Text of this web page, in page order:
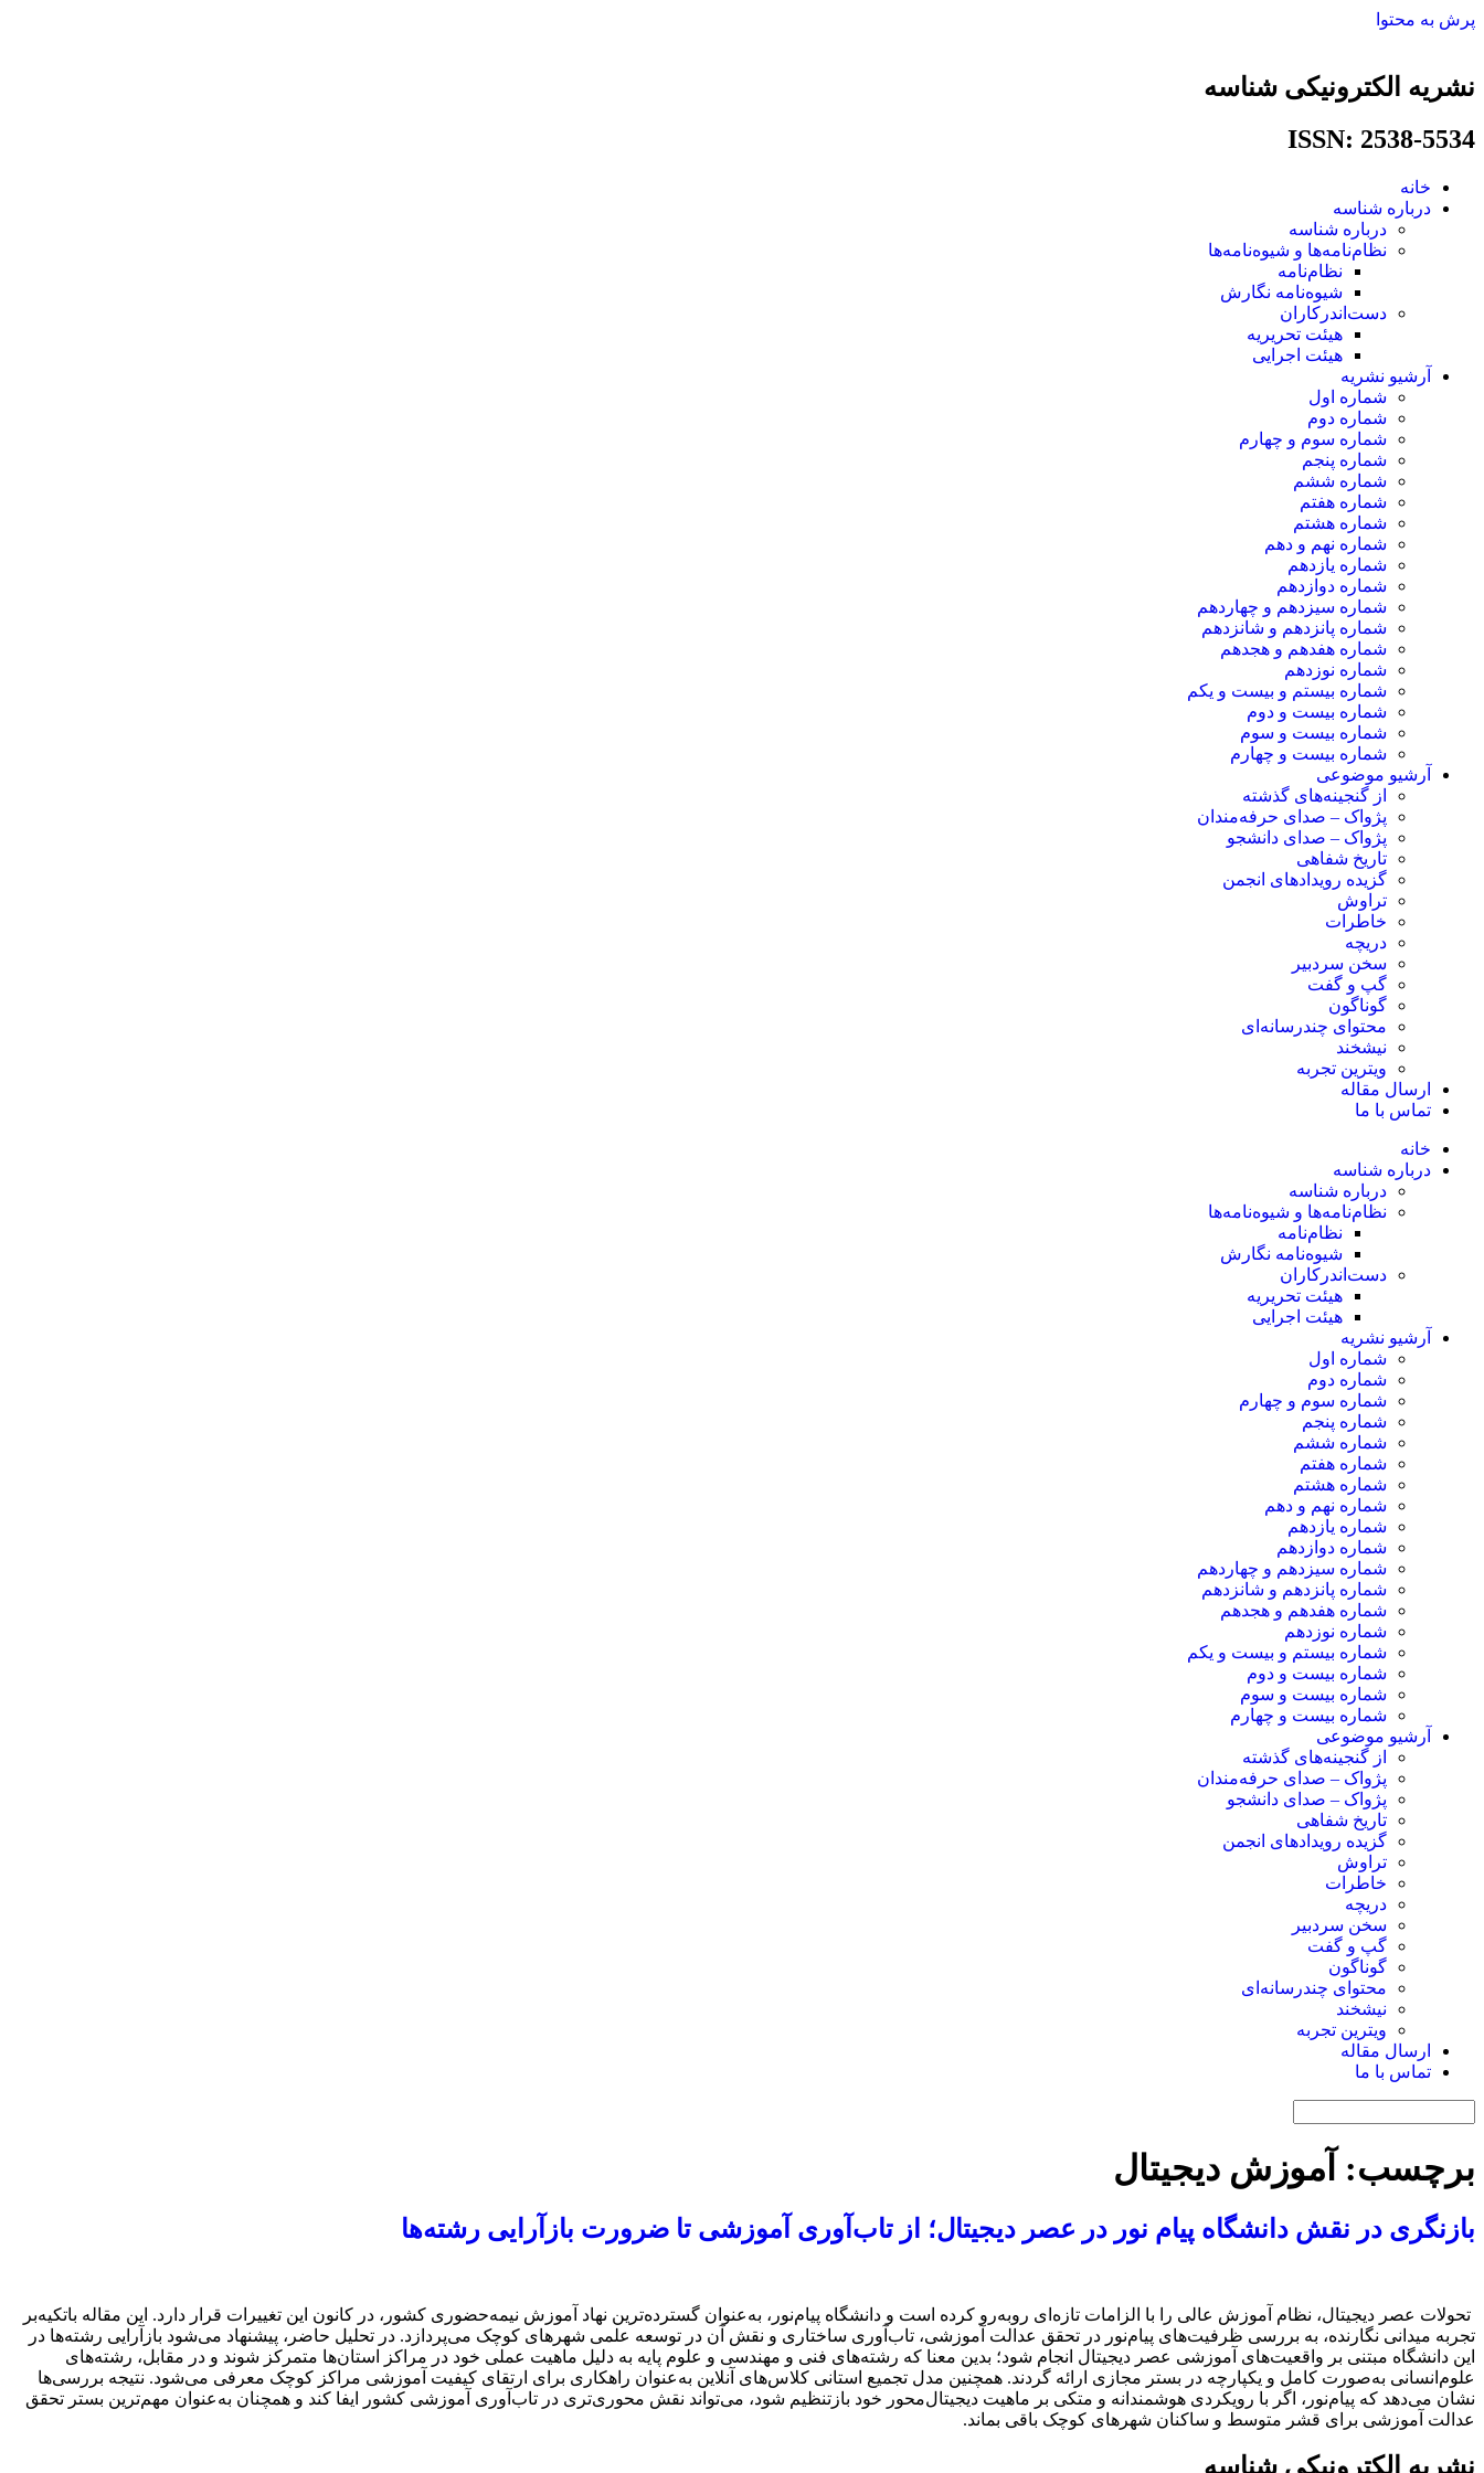
پرش به محتوا
نشریه الکترونیکی شناسه
ISSN: 2538-5534​
خانه
درباره شناسه
درباره شناسه
نظام‌نامه‌ها و شیوه‌نامه‌ها
نظام‌نامه
شیوه‌نامه نگارش
دست‌اندرکاران
هیئت تحریریه
هیئت اجرایی
آرشیو نشریه
شماره اول
شماره دوم
شماره سوم و چهارم
شماره پنجم
شماره ششم
شماره هفتم
شماره هشتم
شماره نهم و دهم
شماره یازدهم
شماره دوازدهم
شماره سیزدهم و چهاردهم
شماره پانزدهم و شانزدهم
شماره هفدهم و هجدهم
شماره نوزدهم
شماره بیستم و بیست و یکم
شماره بیست و دوم
شماره بیست و سوم
شماره بیست و چهارم
آرشیو موضوعی
از گنجینه‌های گذشته
پژواک – صدای حرفه‌مندان
پژواک – صدای دانشجو
تاریخ شفاهی
گزیده رویدادهای انجمن
تراوش
خاطرات
دریچه
سخن سردبیر
گپ و گفت
گوناگون
محتوای چندرسانه‌ای
نیشخند
ویترین تجربه
ارسال مقاله
تماس با ما
خانه
درباره شناسه
درباره شناسه
نظام‌نامه‌ها و شیوه‌نامه‌ها
نظام‌نامه
شیوه‌نامه نگارش
دست‌اندرکاران
هیئت تحریریه
هیئت اجرایی
آرشیو نشریه
شماره اول
شماره دوم
شماره سوم و چهارم
شماره پنجم
شماره ششم
شماره هفتم
شماره هشتم
شماره نهم و دهم
شماره یازدهم
شماره دوازدهم
شماره سیزدهم و چهاردهم
شماره پانزدهم و شانزدهم
شماره هفدهم و هجدهم
شماره نوزدهم
شماره بیستم و بیست و یکم
شماره بیست و دوم
شماره بیست و سوم
شماره بیست و چهارم
آرشیو موضوعی
از گنجینه‌های گذشته
پژواک – صدای حرفه‌مندان
پژواک – صدای دانشجو
تاریخ شفاهی
گزیده رویدادهای انجمن
تراوش
خاطرات
دریچه
سخن سردبیر
گپ و گفت
گوناگون
محتوای چندرسانه‌ای
نیشخند
ویترین تجربه
ارسال مقاله
تماس با ما
برچسب: آموزش دیجیتال
بازنگری در نقش دانشگاه پیام نور در عصر دیجیتال؛ از تاب‌آوری آموزشی تا ضرورت بازآرایی رشته‌ها
تحولات عصر دیجیتال، نظام آموزش عالی را با الزامات تازه‌ای روبه‌رو کرده است و دانشگاه پیام‌نور، به‌عنوان گسترده‌ترین نهاد آموزش نیمه‌حضوری کشور، در کانون این تغییرات قرار دارد. این مقاله باتکیه‌بر
تجربه میدانی نگارنده، به بررسی ظرفیت‌های پیام‌نور در تحقق عدالت آموزشی، تاب‌آوری ساختاری و نقش آن در توسعه علمی شهرهای کوچک می‌پردازد. در تحلیل حاضر، پیشنهاد می‌شود بازآرایی رشته‌ها در
این دانشگاه مبتنی بر واقعیت‌های آموزشی عصر دیجیتال انجام شود؛ بدین معنا که رشته‌های فنی و مهندسی و علوم پایه به دلیل ماهیت عملی خود در مراکز استان‌ها متمرکز شوند و در مقابل، رشته‌های
علوم‌انسانی به‌صورت کامل و یکپارچه در بستر مجازی ارائه گردند. همچنین مدل تجمیع استانی کلاس‌های آنلاین به‌عنوان راهکاری برای ارتقای کیفیت آموزشی مراکز کوچک معرفی می‌شود. نتیجه بررسی‌ها
نشان می‌دهد که پیام‌نور، اگر با رویکردی هوشمندانه و متکی بر ماهیت دیجیتال‌محور خود بازتنظیم شود، می‌تواند نقش محوری‌تری در تاب‌آوری آموزشی کشور ایفا کند و همچنان به‌عنوان مهم‌ترین بستر تحقق
عدالت آموزشی برای قشر متوسط و ساکنان شهرهای کوچک باقی بماند.
نشریه الکترونیکی شناسه